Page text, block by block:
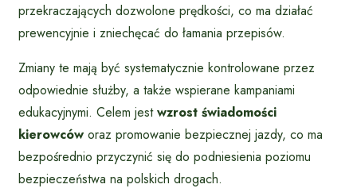
przekraczających dozwolone prędkości, co ma działać
prewencyjnie i zniechęcać do łamania przepisów.
Zmiany te mają być systematycznie kontrolowane przez
odpowiednie służby, a także wspierane kampaniami
edukacyjnymi. Celem jestwzrost świadomości
kierowców oraz promowanie bezpiecznej jazdy, co ma
bezpośrednio przyczynić się do podniesienia poziomu
bezpieczeństwa na polskich drogach.